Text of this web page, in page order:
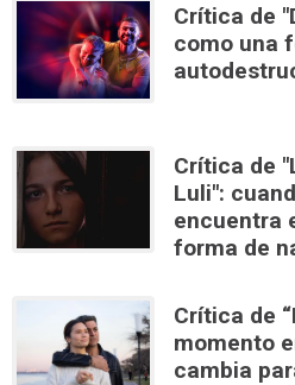
Crítica de
como una
Crítica de
Luli":
encuentra
forma de
Crítica de
momento
cambia